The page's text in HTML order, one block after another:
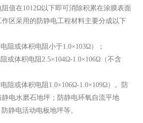
值在1012Ω以下即可消除积累在涂膜表面
区采用的防静电工程材料主要分成以下
阻或体积电阻小于1.0×103Ω）；
或体积电阻2.5×104Ω-1.0×106Ω（不含
阻或体积电阻1.0×106Ω-1.0×109Ω）。防
电水磨石地坪；防静电环氧自流平地
静电活动电板地坪等。